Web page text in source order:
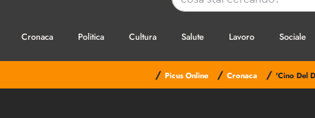
Cronaca Politica Cultura Salute Lavoro Sociale
/ Picus Online / Cronaca / 'Cino Del